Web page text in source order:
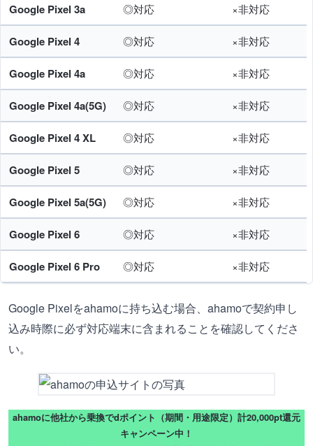
Google Pixel 3a ◎対応 ×非対応
Google Pixel 4 ◎対応 ×非対応
Google Pixel 4a ◎対応 ×非対応
Google Pixel 4a(5G) ◎対応 ×非対応
Google Pixel 4 XL ◎対応 ×非対応
Google Pixel 5 ◎対応 ×非対応
Google Pixel 5a(5G) ◎対応 ×非対応
Google Pixel 6 ◎対応 ×非対応
Google Pixel 6 Pro ◎対応 ×非対応
Google Pixelをahamoに持ち込む場合、ahamoで契約申し
込み時際に必ず対応端末に含まれることを確認してくださ
い。
ahamoに他社から乗換でdポイント（期間・用途限定）計20,000pt還元
キャンペーン中！